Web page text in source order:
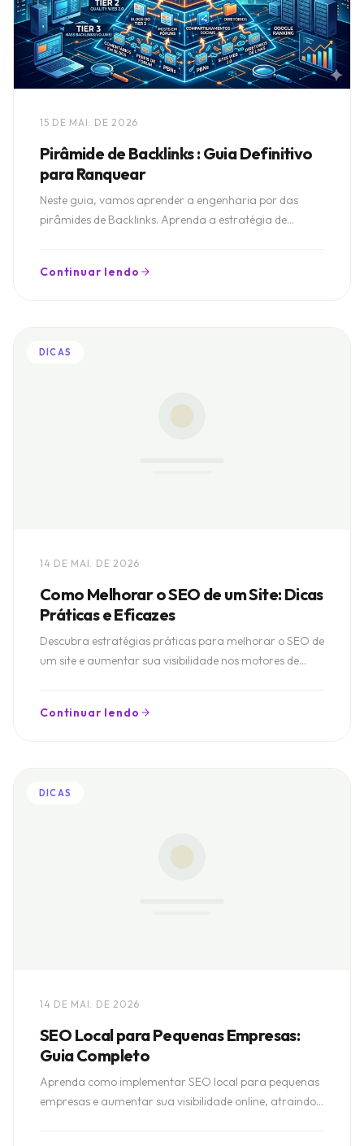
15 DE MAI. DE 2026
Pirâmide de Backlinks : Guia Definitivo
para Ranquear
Neste guia, vamos aprender a engenharia por das
pirâmides de Backlinks. Aprenda a estratégia de
Continuar lendo
DICAS
14 DE MAI. DE 2026
Como Melhorar o SEO de um Site: Dicas
Práticas e Eficazes
Descubra estratégias práticas para melhorar o SEO de
um site e aumentar sua visibilidade nos motores de
Continuar lendo
DICAS
14 DE MAI. DE 2026
SEO Local para Pequenas Empresas:
Guia Completo
Aprenda como implementar SEO local para pequenas
empresas e aumentar sua visibilidade online, atraindo